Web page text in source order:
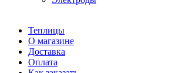
Теплицы
О магазине
Доставка
Оплата